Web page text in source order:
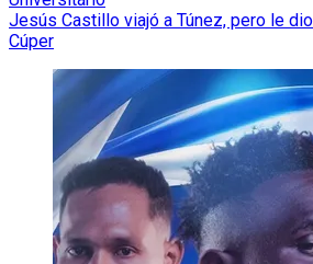
Jesús Castillo viajó a Túnez, pero le
Cúper